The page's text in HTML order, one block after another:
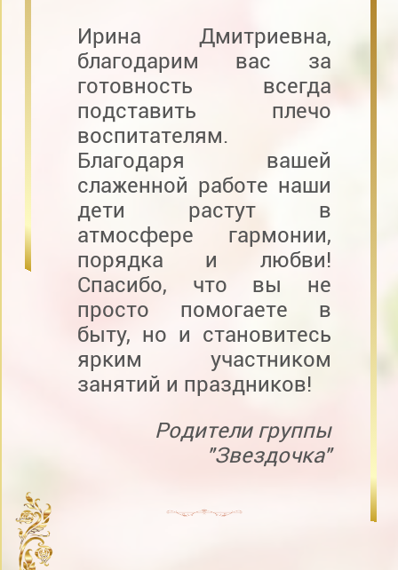
Ирина Дмитриевна,
благодарим вас за
готовность всегда
подставить плечо
воспитателям.
Благодаря вашей
слаженной работе наши
дети растут в
атмосфере гармонии,
порядка и любви!
Спасибо, что вы не
просто помогаете в
быту, но и становитесь
ярким участником
занятий и праздников!
Родители группы
"Звездочка"